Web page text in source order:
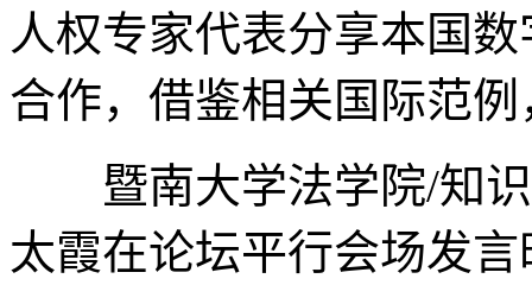
人权专家代表分享本国
合作，借鉴相关国际范
暨南大学法学院/知识
太霞在论坛平行会场发